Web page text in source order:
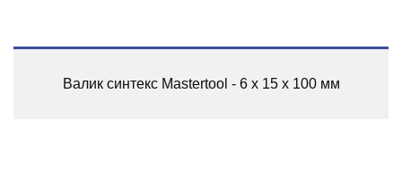
Валик синтекс Mastertool - 6 х 15 х 100 мм